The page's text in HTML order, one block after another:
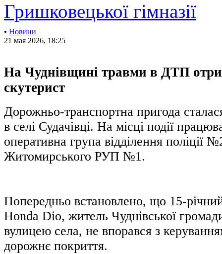
Гришковецької гімназії
• Новини
21 мая 2026, 18:25
На Чуднівщині травми в ДТП
скутерист
Дорожньо-транспортна пригода
в селі Судачівці. На місці події
оперативна група відділення поліції
Житомирського РУП №1.
Попередньо встановлено, що 15-
Honda Dio, житель Чуднівської
вулицею села, не впорався з
дорожнє покриття.